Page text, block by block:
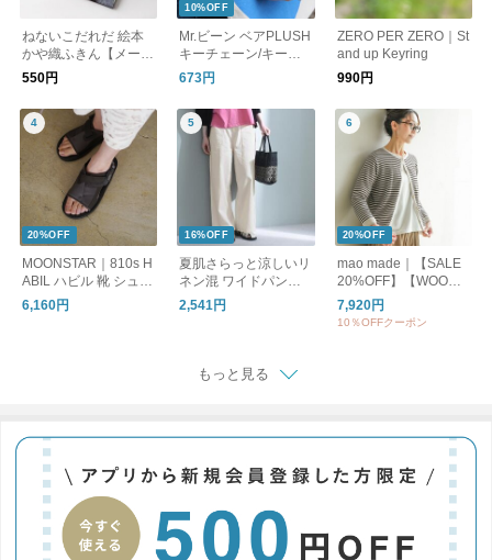
ねないこだれだ 絵本
かや織ふきん【メール
便可】
550円
10%OFF
Mr.ビーン ベアPLUSH
キーチェーン/キーホ
ルダー
673円
ZERO PER ZERO｜St
and up Keyring
990円
20%OFF
MOONSTAR｜810s H
ABIL ハビル 靴 シュー
ズ ユニセックス ET05
1 ムーンスター エイト
6,160円
16%OFF
夏肌さらっと涼しいリ
ネン混 ワイドパンツ /
洗える コットンリネ
ン ベイカーワイドパ
2,541円
20%OFF
mao made｜【SALE
20%OFF】【WOODY
別注カラー】クルーネ
ックカーディガン UV
7,920円
10％OFFクーポン
もっと見る